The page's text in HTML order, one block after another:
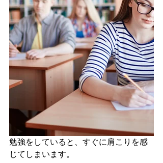
勉強をしていると、すぐに肩こりを感
じてしまいます。